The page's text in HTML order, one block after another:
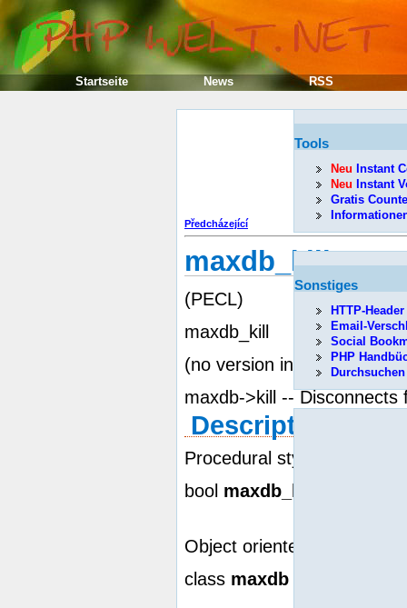
Předcházející
maxdb_kill
(PECL)
maxdb_kill
(no version information,
maxdb->kill --
Description
Procedural style:
bool maxdb_kill
Object oriented style
class maxdb
Tools
Neu Instant
Neu Instant
Gratis
Sonstiges
HTTP-
Email-
Social
PHP
Durchsuchen
Startseite News RSS